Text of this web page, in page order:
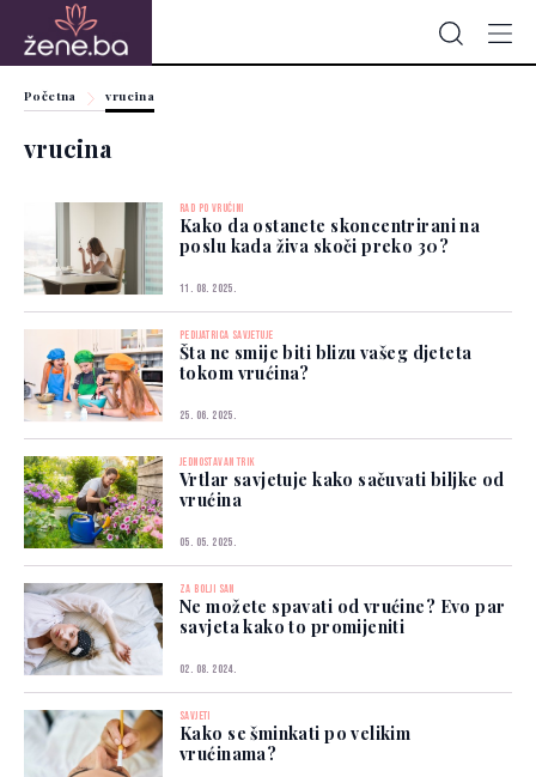
Početna vrucina
vrucina
RAD PO VRUĆINI
Kako da ostanete skoncentrirani na
poslu kada živa skoči preko 30?
11. 08. 2025.
PEDIJATRICA SAVJETUJE
Šta ne smije biti blizu vašeg djeteta
tokom vrućina?
25. 06. 2025.
JEDNOSTAVAN TRIK
Vrtlar savjetuje kako sačuvati biljke od
vrućina
05. 05. 2025.
ZA BOLJI SAN
Ne možete spavati od vrućine? Evo par
savjeta kako to promijeniti
02. 08. 2024.
SAVJETI
Kako se šminkati po velikim
vrućinama?